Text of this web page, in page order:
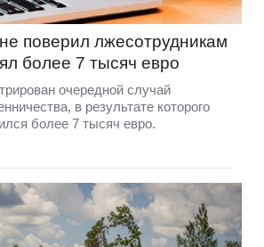
поверил лжесотрудникам
более 7 тысяч евро
очередной случай
в результате которого
более 7 тысяч евро.